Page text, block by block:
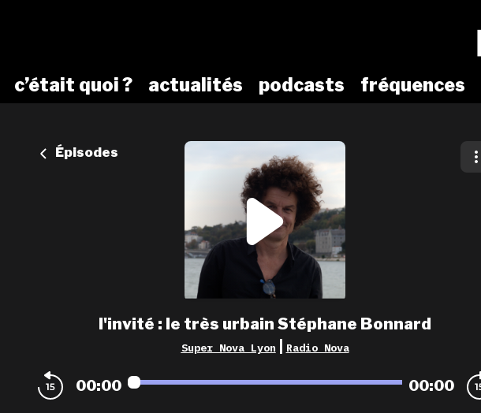
c’était quoi ? actualités podcasts fréquences
Épisodes
l'invité : le très urbain Stéphane Bonnard
Super Nova Lyon Radio Nova
00:00 00:00